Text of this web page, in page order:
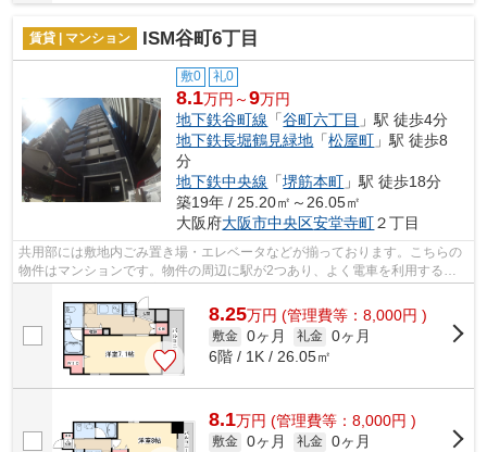
賃貸 | マンション ISM谷町6丁目
敷0 礼0
8.1万円～9万円
地下鉄谷町線 「谷町六丁目 」駅 徒歩4分
地下鉄長堀鶴見緑地 「松屋町 」駅 徒歩8
分
地下鉄中央線 「堺筋本町 」駅 徒歩18分
築19年 / 25.20㎡～26.05㎡
大阪府大阪市中央区安堂寺町２丁目
共用部には敷地内ごみ置き場・エレベータなどが揃っております。こちらの
物件はマンションです。物件の周辺に駅が2つあり、よく電車を利用する方
にピッタリです。不動産情報でお困りな...
8.25万円 (管理費等：8,000円 )
敷金 0ヶ月 礼金 0ヶ月
6階 / 1K / 26.05㎡
8.1万円 (管理費等：8,000円 )
敷金 0ヶ月 礼金 0ヶ月